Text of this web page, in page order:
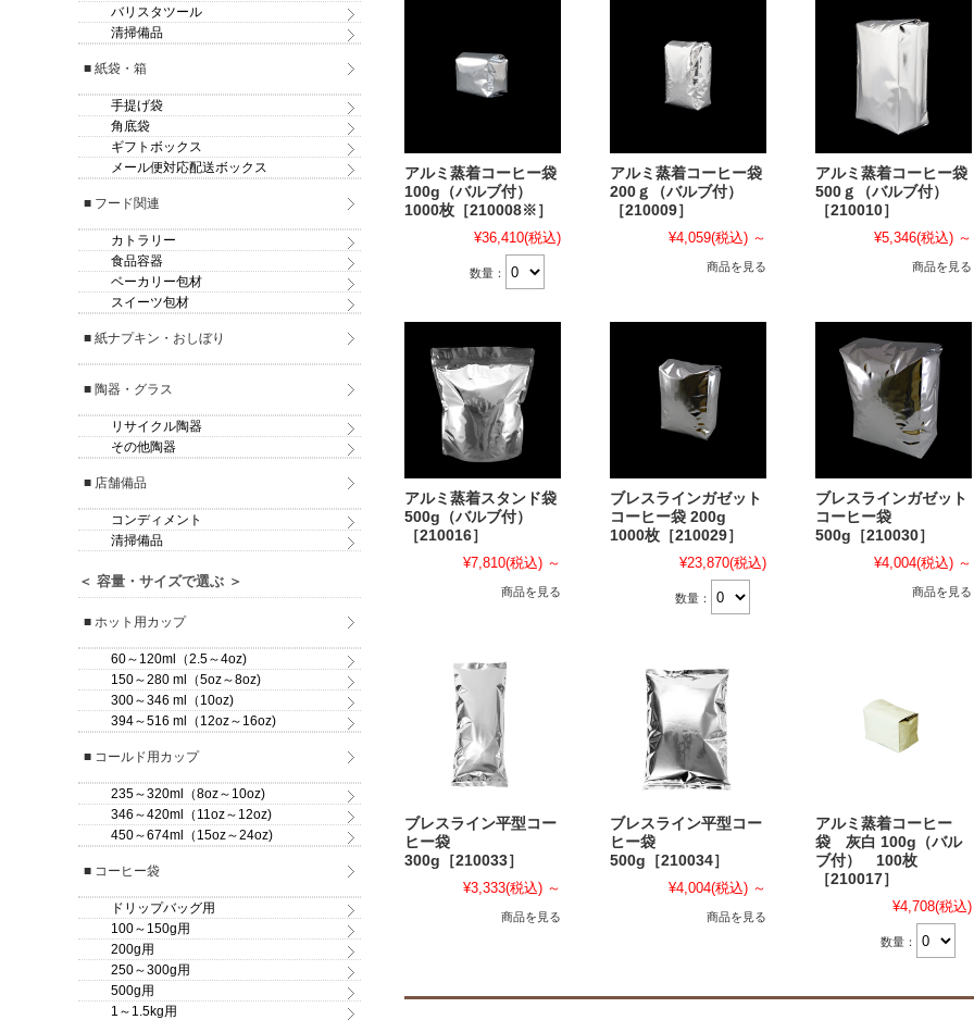
アルミ蒸着コーヒー袋
100g（バルブ付）
1000枚［210008※］
¥36,410(税込)
数量：
アルミ蒸着コーヒー袋
200ｇ（バルブ付）
［210009］
¥4,059(税込) ～
商品を見る
アルミ蒸着コーヒー袋
500ｇ（バルブ付）
［210010］
¥5,346(税込) ～
商品を見る
アルミ蒸着スタンド袋
500g（バルブ付）
［210016］
¥7,810(税込) ～
商品を見る
ブレスラインガゼット
コーヒー袋 200g
1000枚［210029］
¥23,870(税込)
数量：
ブレスラインガゼット
コーヒー袋
500g［210030］
¥4,004(税込) ～
商品を見る
ブレスライン平型コー
ヒー袋
300g［210033］
¥3,333(税込) ～
商品を見る
ブレスライン平型コー
ヒー袋
500g［210034］
¥4,004(税込) ～
商品を見る
アルミ蒸着コーヒー
袋 灰白 100g（バル
ブ付） 100枚
［210017］
¥4,708(税込)
数量：
バリスタツール
清掃備品
■ 紙袋・箱
手提げ袋
角底袋
ギフトボックス
メール便対応配送ボックス
■ フード関連
カトラリー
食品容器
ベーカリー包材
スイーツ包材
■ 紙ナプキン・おしぼり
■ 陶器・グラス
リサイクル陶器
その他陶器
■ 店舗備品
コンディメント
清掃備品
＜ 容量・サイズで選ぶ ＞
■ ホット用カップ
60～120ml（2.5～4oz)
150～280 ml（5oz～8oz)
300～346 ml（10oz)
394～516 ml（12oz～16oz)
■ コールド用カップ
235～320ml（8oz～10oz)
346～420ml（11oz～12oz)
450～674ml（15oz～24oz)
■ コーヒー袋
ドリップバッグ用
100～150g用
200g用
250～300g用
500g用
1～1.5kg用